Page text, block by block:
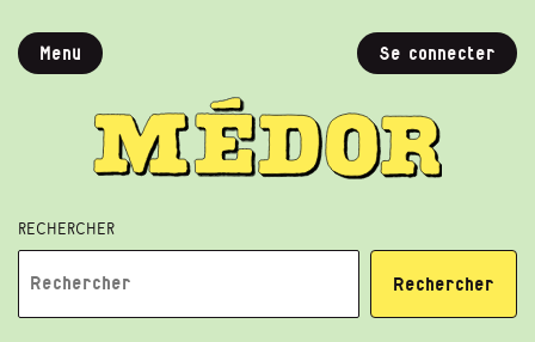
Menu Se connecter
Rechercher
Rechercher